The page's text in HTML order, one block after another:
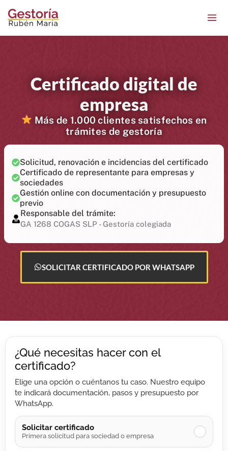
contenido
Certificado digital de
empresa
Más de 1.000 clientes satisfechos en
trámites de gestoría
Solicitud, renovación e incidencias del certificado
Certificado de representante para empresas y
sociedades
Gestión online con documentación y presupuesto
previo
Responsable del trámite:
GA 1268 COGAS SLP - Gestoría colegiada
SOLICITAR CERTIFICADO POR WHATSAPP
¿Qué necesitas hacer con el
certificado?
Elige una opción o cuéntanos tu caso. Nuestro equipo
te indicará documentación, pasos y presupuesto por
WhatsApp.
Solicitar certificado
Primera solicitud para sociedad o empresa